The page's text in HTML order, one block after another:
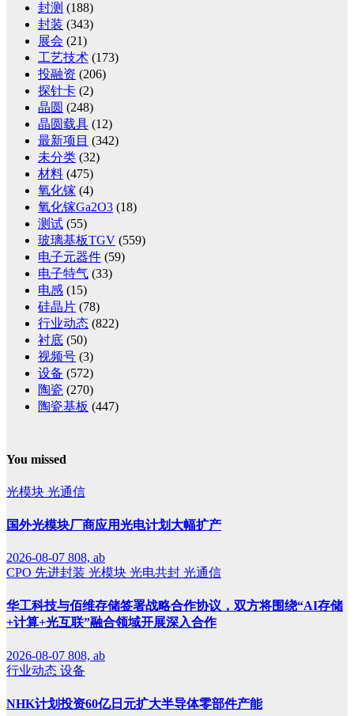
封测 (188)
封装 (343)
展会 (21)
工艺技术 (173)
投融资 (206)
探针卡 (2)
晶圆 (248)
晶圆载具 (12)
最新项目 (342)
未分类 (32)
材料 (475)
氧化镓 (4)
氧化镓Ga2O3 (18)
测试 (55)
玻璃基板TGV (559)
电子元器件 (59)
电子特气 (33)
电感 (15)
硅晶片 (78)
行业动态 (822)
衬底 (50)
视频号 (3)
设备 (572)
陶瓷 (270)
陶瓷基板 (447)
You missed
光模块 光通信
国外光模块厂商应用光电计划大幅扩产
2026-08-07 808, ab
CPO 先进封装 光模块 光电共封 光通信
华工科技与佰维存储签署战略合作协议，双方将围绕“AI存储
+计算+光互联”融合领域开展深入合作
2026-08-07 808, ab
行业动态 设备
NHK计划投资60亿日元扩大半导体零部件产能